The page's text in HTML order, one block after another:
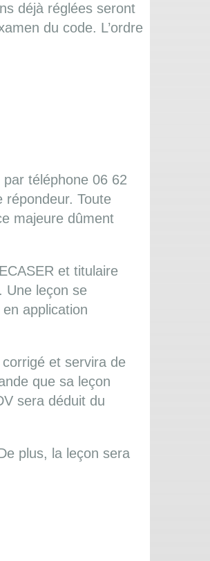
déjà réglées seront
du code. L’ordre
téléphone 06 62
répondeur. Toute
majeure dûment
et titulaire
Une leçon se
application
et servira de
que sa leçon
sera déduit du
plus, la leçon sera